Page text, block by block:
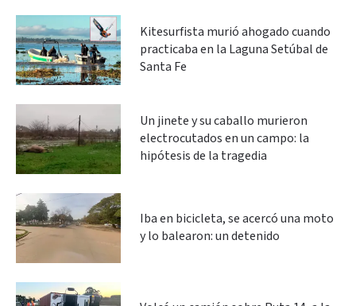
Kitesurfista murió ahogado cuando
practicaba en la Laguna Setúbal de
Santa Fe
Un jinete y su caballo murieron
electrocutados en un campo: la
hipótesis de la tragedia
Iba en bicicleta, se acercó una moto
y lo balearon: un detenido